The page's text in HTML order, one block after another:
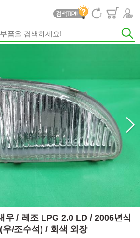
우 / 레조 LPG 2.0 LD / 2006년식
/조수석) / 회색 외장